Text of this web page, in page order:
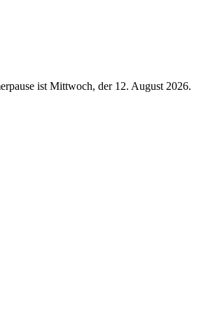
ist Mittwoch, der 12. August 2026.